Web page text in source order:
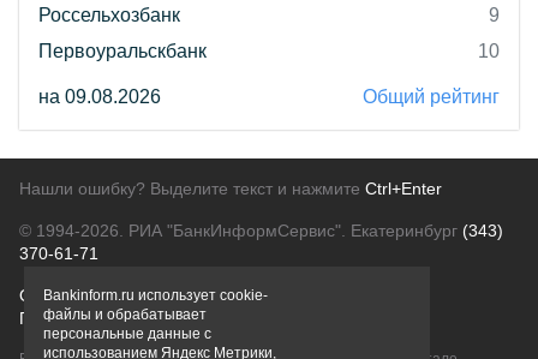
Россельхозбанк
9
Первоуральскбанк
10
на 09.08.2026 Общий рейтинг
Нашли ошибку? Выделите текст и нажмите Ctrl+Enter
© 1994-2026. РИА "БанкИнформСервис". Екатеринбург (343)
370-61-71
О проектеПолитика конфиденциальности
Правовая информацияДля рекламодателей
Bankinform.ru использует cookie-
файлы и обрабатывает
персональные данные с
использованием Яндекс Метрики,